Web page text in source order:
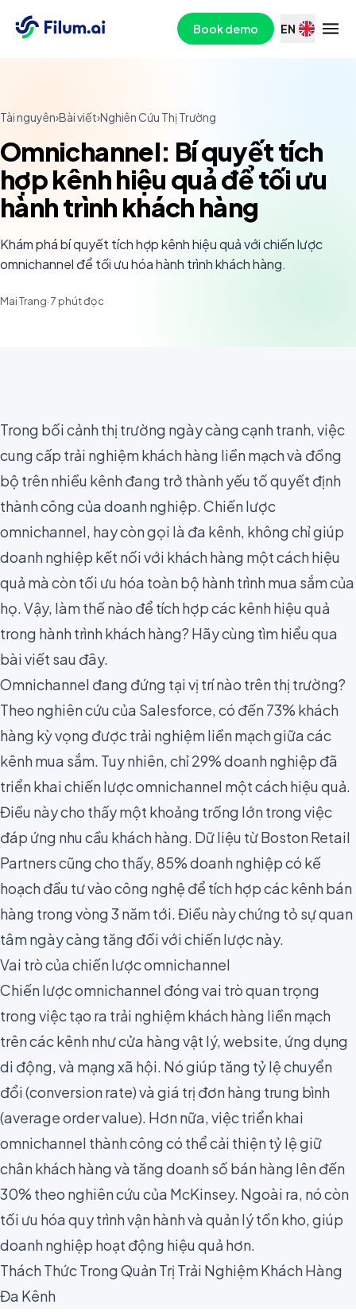
Book demo EN
Tài nguyên›Bài viết›Nghiên Cứu Thị Trường
Omnichannel: Bí quyết tích
hợp kênh hiệu quả để tối ưu
hành trình khách hàng
Khám phá bí quyết tích hợp kênh hiệu quả với chiến lược
omnichannel để tối ưu hóa hành trình khách hàng.
Mai Trang·7 phút đọc
Trong bối cảnh thị trường ngày càng cạnh tranh, việc
cung cấp trải nghiệm khách hàng liền mạch và đồng
bộ trên nhiều kênh đang trở thành yếu tố quyết định
thành công của doanh nghiệp. Chiến lược
omnichannel, hay còn gọi là đa kênh, không chỉ giúp
doanh nghiệp kết nối với khách hàng một cách hiệu
quả mà còn tối ưu hóa toàn bộ hành trình mua sắm của
họ. Vậy, làm thế nào để tích hợp các kênh hiệu quả
trong hành trình khách hàng? Hãy cùng tìm hiểu qua
bài viết sau đây.
Omnichannel đang đứng tại vị trí nào trên thị trường?
Theo nghiên cứu của Salesforce,có đến 73% khách
hàng kỳ vọng được trải nghiệm liền mạch giữa các
kênh mua sắm. Tuy nhiên, chỉ 29% doanh nghiệp đã
triển khai chiến lược omnichannel một cách hiệu quả.
Điều này cho thấy một khoảng trống lớn trong việc
đáp ứng nhu cầu khách hàng. Dữ liệu từBoston Retail
Partnerscũng cho thấy, 85% doanh nghiệp có kế
hoạch đầu tư vào công nghệ để tích hợp các kênh bán
hàng trong vòng 3 năm tới. Điều này chứng tỏ sự quan
tâm ngày càng tăng đối với chiến lược này.
Vai trò của chiến lược omnichannel
Chiến lược omnichannel đóng vai trò quan trọng
trong việc tạo ra trải nghiệm khách hàng liền mạch
trên các kênh như cửa hàng vật lý, website, ứng dụng
di động, và mạng xã hội. Nó giúp tăng tỷ lệ chuyển
đổi (conversion rate) và giá trị đơn hàng trung bình
(average order value). Hơn nữa, việc triển khai
omnichannel thành công có thể cải thiện tỷ lệ giữ
chân khách hàng và tăng doanh số bán hàng lên đến
30% theo nghiên cứu của McKinsey. Ngoài ra, nó còn
tối ưu hóa quy trình vận hành và quản lý tồn kho, giúp
doanh nghiệp hoạt động hiệu quả hơn.
Thách Thức Trong Quản Trị Trải Nghiệm Khách Hàng
Đa Kênh